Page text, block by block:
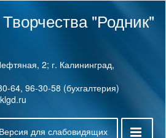
"Родник"
2; г. Калининград,
64, 96-30-58 (бухгалтерия)
Версия для слабовидящих